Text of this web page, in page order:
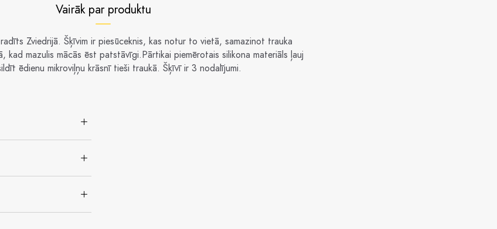
Vairāk par produktu
Zviedrijā. Šķīvim ir piesūceknis, kas notur to vietā, samazinot trauka
kad mazulis mācās ēst patstāvīgi.Pārtikai piemērotais silikona materiāls ļauj
ēdienu mikroviļņu krāsnī tieši traukā. Šķīvī ir 3 nodalījumi.